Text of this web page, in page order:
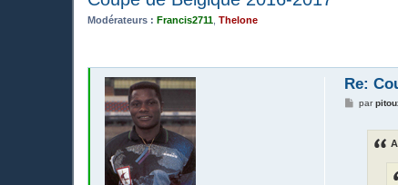
Modérateurs : Francis2711 Thelone
Re:
Mpar